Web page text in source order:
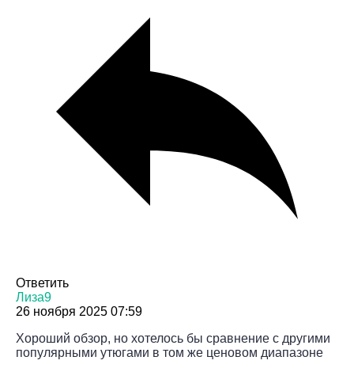
Ответить
Лиза9
26 ноября 2025 07:59
Хороший обзор, но хотелось бы сравнение с другими
популярными утюгами в том же ценовом диапазоне